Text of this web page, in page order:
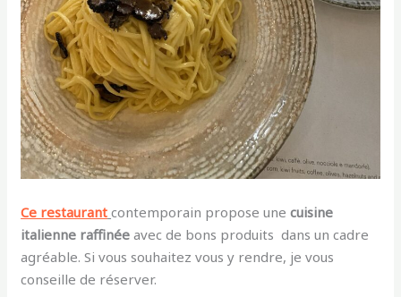
Ce restaurant contemporain propose unecuisine
italienne raffinée avec de bons produits dans un cadre
agréable. Si vous souhaitez vous y rendre, je vous
conseille de réserver.